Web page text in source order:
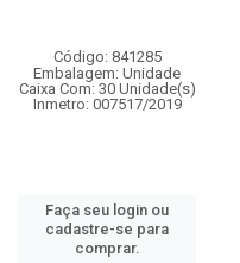
Código: 841285
Embalagem: Unidade
Caixa Com: 30 Unidade(s)
Inmetro: 007517/2019
Faça seu login ou
cadastre-se para
comprar.